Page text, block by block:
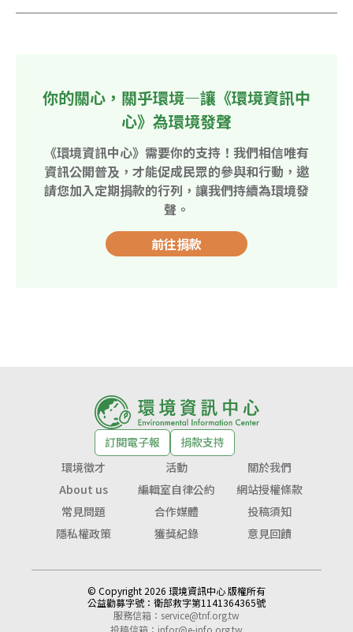
你的關心，關乎環境—讓《環境資訊中
心》為環境發聲
《環境資訊中心》需要你的支持！我們相信唯有
資訊公開普及，才能促成民眾的參與和行動，邀
請您加入定期捐款的行列，讓我們持續為環境發
聲。
前往捐款
訂閱電子報
捐款支持
環境徵才
活動
關於我們
About us
編輯室自律公約
網站授權條款
常見問題
合作媒體
投稿須知
隱私權政策
獲獎紀錄 意見回饋
© Copyright 2026 環境資訊中心 版權所有
公益勸募字號： 衛部救字第1141364365號
服務信箱： service@tnf.org.tw
投稿信箱： infor@e-info.org.tw